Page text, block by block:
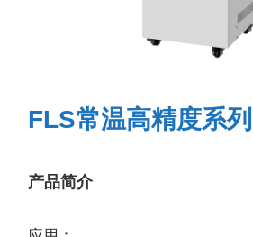
FLS常温高精度系列
产品简介